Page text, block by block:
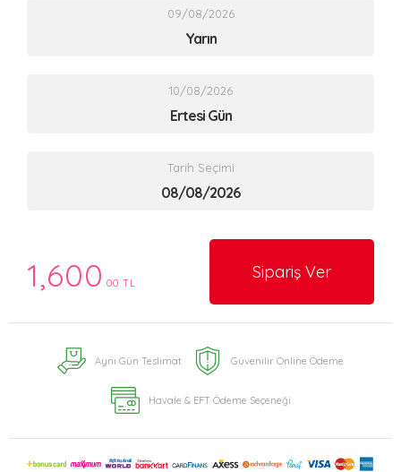
09/08/2026
Yarın
10/08/2026
Ertesi Gün
Tarih Seçimi
1,600 .00 TL
Sipariş Ver
Aynı Gün Teslimat Güvenilir Online Ödeme
Havale & EFT Ödeme Seçeneği